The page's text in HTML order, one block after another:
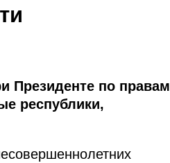
Президенте по правам
республики,